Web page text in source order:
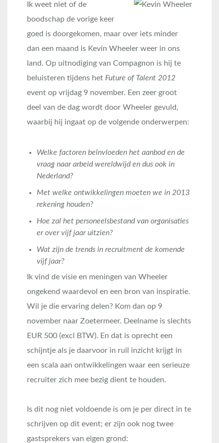
Ik weet niet of de
boodschap de vorige keer
goed is doorgekomen, maar over iets minder
dan een maand is Kevin Wheeler weer in ons
land. Op uitnodiging van Compagnon is hij te
beluisteren tijdens het Future of Talent 2012
event op vrijdag 9 november. Een zeer groot
deel van de dag wordt door Wheeler gevuld,
waarbij hij ingaat op de volgende onderwerpen:
Welke factoren beïnvloeden het aanbod en de
vraag naar arbeid wereldwijd en dus ook in
Nederland?
Met welke ontwikkelingen moeten we in 2013
rekening houden?
Hoe zal het personeelsbestand van organisaties
er over vijf jaar uitzien?
Wat zijn de trends in recruitment de komende
vijf jaar?
Ik vind de visie en meningen van Wheeler
ongekend waardevol en een bron van inspiratie.
Wil je die ervaring delen? Kom dan op 9
november naar Zoetermeer. Deelname is slechts
EUR 500 (excl BTW). En dat is oprecht een
schijntje als je daarvoor in ruil inzicht krijgt in
een scala aan ontwikkelingen waar een serieuze
recruiter zich mee bezig dient te houden.
Is dit nog niet voldoende is om je per direct in te
schrijven op dit event; er zijn ook nog twee
gastsprekers van eigen grond: